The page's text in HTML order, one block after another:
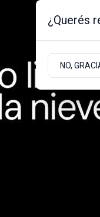
¿Querés
NO,